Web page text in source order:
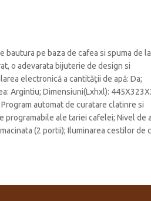
bautura pe baza de cafea si spuma de
o adevarata bijuterie de design si
electronică a cantităţii de apă: Da;
Argintiu; Dimensiuni(Lxhxl):
automat de curatare clatinre si
ale tariei cafelei; Nivel de
(2 portii); Iluminarea cestilor de